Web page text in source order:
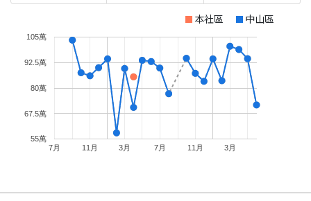
本社區 中山區
7月 11月 3月 7月 11月 3月
55萬
67.5萬
80萬
92.5萬
105萬